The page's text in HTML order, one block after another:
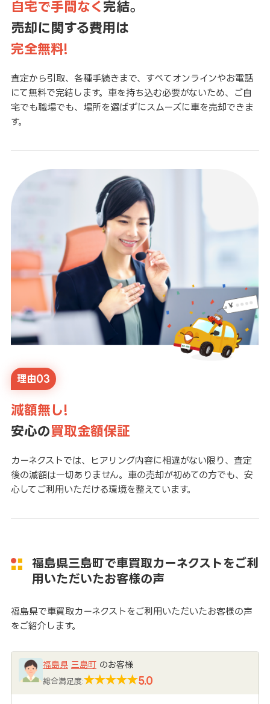
自宅で手間なく 完結。
売却に関する費用は
完全無料!
査定から引取、各種手続きまで、すべてオンラインやお電話
にて無料で完結します。車を持ち込む必要がないため、ご自
宅でも職場でも、場所を選ばずにスムーズに車を売却できま
す。
理由03
減額無し!
安心の買取金額保証
カーネクストでは、ヒアリング内容に相違がない限り、査定
後の減額は一切ありません。車の売却が初めての方でも、安
心してご利用いただける環境を整えています。
福島県三島町で車買取カーネクストをご利
用いただいたお客様の声
福島県で車買取カーネクストをご利用いただいたお客様の声
をご紹介します。
福島県 三島町のお客様
総合満足度: 5.0